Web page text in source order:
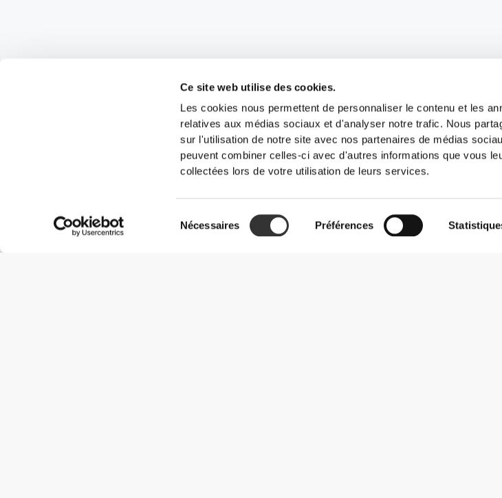
Ce site web utilise des cookies.
Les cookies nous permettent de personnaliser le contenu et les
relatives aux médias sociaux et d'analyser notre trafic. Nous
sur l'utilisation de notre site avec nos partenaires de médias
peuvent combiner celles-ci avec d'autres informations que vous
collectées lors de votre utilisation de leurs services.
du
Nécessaires Préférences